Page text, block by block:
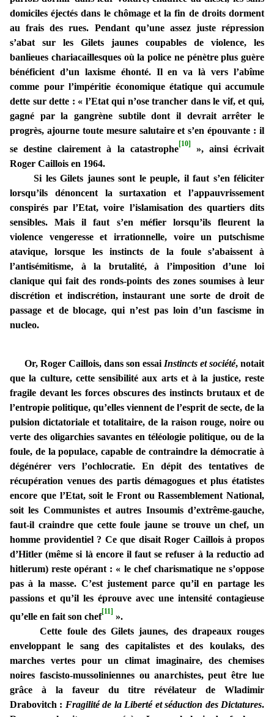
domiciles éjectés dans le chômage et la fin de droits dorment
au frais des rues. Pendant qu’une assez juste répression
s’abat sur les Gilets jaunes coupables de violence, les
banlieues chariacaillesques où la police ne pénètre plus guère
bénéficient d’un laxisme éhonté. Il en va là vers l’abîme
comme pour l’impéritie économique étatique qui accumule
dette sur dette : « l’Etat qui n’ose trancher dans le vif, et qui,
gagné par la gangrène subtile dont il devrait arrêter le
progrès, ajourne toute mesure salutaire et s’en épouvante : il
se destine clairement à la catastrophe[10]», ainsi écrivait
Roger Caillois en 1964.
Si les Gilets jaunes sont le peuple, il faut s’en féliciter
lorsqu’ils dénoncent la surtaxation et l’appauvrissement
conspirés par l’Etat, voire l’islamisation des quartiers dits
sensibles. Mais il faut s’en méfier lorsqu’ils fleurent la
violence vengeresse et irrationnelle, voire un putschisme
atavique, lorsque les instincts de la foule s’abaissent à
l’antisémitisme, à la brutalité, à l’imposition d’une loi
clanique qui fait des ronds-points des zones soumises à leur
discrétion et indiscrétion, instaurant une sorte de droit de
passage et de blocage, qui n’est pas loin d’un fascisme in
nucleo.
Or, Roger Caillois, dans son essai Instincts et société, notait
que la culture, cette sensibilité aux arts et à la justice, reste
fragile devant les forces obscures des instincts brutaux et de
l’entropie politique, qu’elles viennent de l’esprit de secte, de la
pulsion dictatoriale et totalitaire, de la raison rouge, noire ou
verte des oligarchies savantes en téléologie politique, ou de la
foule, de la populace, capable de contraindre la démocratie à
dégénérer vers l’ochlocratie. En dépit des tentatives de
récupération venues des partis démagogues et plus étatistes
encore que l’Etat, soit le Front ou Rassemblement National,
soit les Communistes et autres Insoumis d’extrême-gauche,
faut-il craindre que cette foule jaune se trouve un chef, un
homme providentiel ? Ce que disait Roger Caillois à propos
d’Hitler (même si là encore il faut se refuser à la reductio ad
hitlerum) reste opérant : « le chef charismatique ne s’oppose
pas à la masse. C’est justement parce qu’il en partage les
passions et qu’il les éprouve avec une intensité contagieuse
qu’elle en fait son chef[11] ».
Cette foule des Gilets jaunes, des drapeaux rouges
enveloppant le sang des capitalistes et des koulaks, des
marches vertes pour un climat imaginaire, des chemises
noires fascisto-mussoliniennes ou anarchistes, peut être lue
grâce à la faveur du titre révélateur de Wladimir
Drabovitch : Fragilité de la Liberté et séduction des Dictatures.